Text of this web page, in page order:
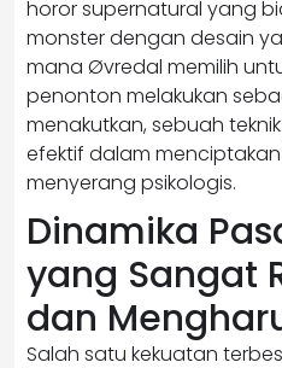
horor supernatural yang
monster dengan desain
mana Øvredal memilih
penonton melakukan
menakutkan, sebuah
efektif dalam
menyerang psikologis.
Dinamika
yang Sangat
dan
Salah satu kekuatan